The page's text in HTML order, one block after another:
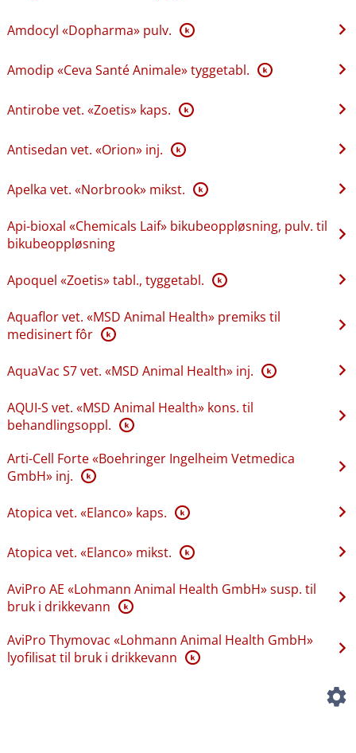
Amdocyl «Dopharma» pulv. K
Amodip «Ceva Santé Animale» tyggetabl. K
Antirobe vet. «Zoetis» kaps. K
Antisedan vet. «Orion» inj. K
Apelka vet. «Norbrook» mikst. K
Api-bioxal «Chemicals Laif» bikubeoppløsning, pulv. til
bikubeoppløsning
Apoquel «Zoetis» tabl., tyggetabl. K
Aquaflor vet. «MSD Animal Health» premiks til
medisinert fôr K
AquaVac S7 vet. «MSD Animal Health» inj. K
AQUI-S vet. «MSD Animal Health» kons. til
behandlingsoppl. K
Arti-Cell Forte «Boehringer Ingelheim Vetmedica
GmbH» inj. K
Atopica vet. «Elanco» kaps. K
Atopica vet. «Elanco» mikst. K
AviPro AE «Lohmann Animal Health GmbH» susp. til
bruk i drikkevann K
AviPro Thymovac «Lohmann Animal Health GmbH»
lyofilisat til bruk i drikkevann K